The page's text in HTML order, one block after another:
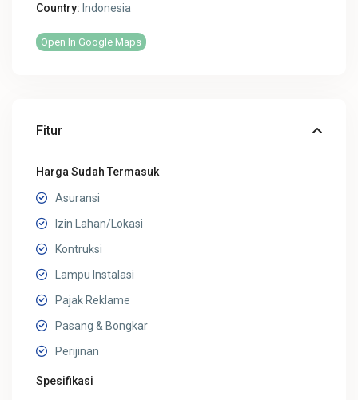
Country: Indonesia
Open In Google Maps
Fitur
Harga Sudah Termasuk
Asuransi
Izin Lahan/Lokasi
Kontruksi
Lampu Instalasi
Pajak Reklame
Pasang & Bongkar
Perijinan
Spesifikasi